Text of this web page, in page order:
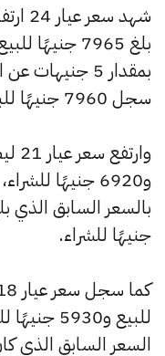
شهد
بمقدار 5
سجل 7960 جنيهًا للبيع و 7905 جنيهًا للشراء.
جنيهًا للشراء.